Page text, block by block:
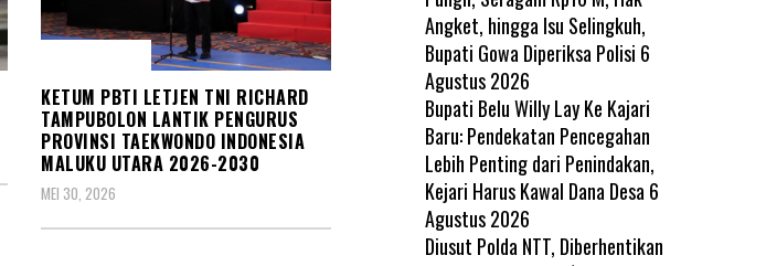
KETUM PBTI LETJEN TNI RICHARD
TAMPUBOLON LANTIK PENGURUS
PROVINSI TAEKWONDO INDONESIA
MALUKU UTARA 2026-2030
MEI 30, 2026
Angket, hingga Isu Selingkuh,
Bupati Gowa Diperiksa Polisi 6
Agustus 2026
Bupati Belu Willy Lay Ke Kajari
Baru: Pendekatan Pencegahan
Lebih Penting dari Penindakan,
Kejari Harus Kawal Dana Desa 6
Agustus 2026
Diusut Polda NTT, Diberhentikan